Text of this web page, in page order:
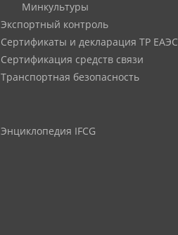
Минкультуры
Экспортный контроль
Сертификаты и декларация ТР ЕАЭС
Сертификация средств связи
Транспортная безопасность
Энциклопедия IFCG